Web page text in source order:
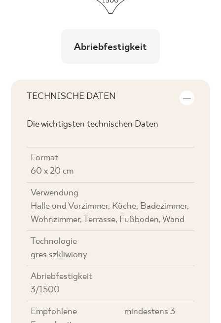
Abriebfestigkeit
TECHNISCHE DATEN
Die wichtigsten technischen Daten
Format
60 x 20 cm
Verwendung
Halle und Vorzimmer, Küche, Badezimmer,
Wohnzimmer, Terrasse, Fußboden, Wand
Technologie
gres szkliwiony
Abriebfestigkeit
3/1500
Empfohlene
mindestens 3